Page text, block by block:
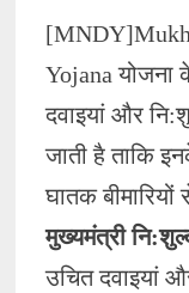
Yojana योजना
दवाइयां और
जाती है ताकि
घातक
मुख्यमंत्री
उचित दवाइयां